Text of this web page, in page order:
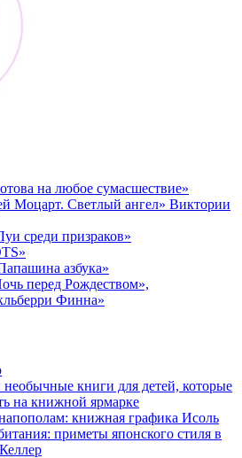
на любое сумасшествие»
Моцарт. Светлый ангел» Виктории
среди призраков»
азбука»
перед Рождеством»,
Финна»
книги для детей, которые
на книжной ярмарке
книжная графика Исоль
приметы японского стиля в